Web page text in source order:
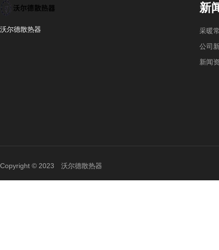
沃尔德散热器
新
采暖
公司
新闻
Copyright © 2023 沃尔德散热器